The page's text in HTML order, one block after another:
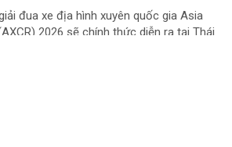
đua xe địa hình xuyên quốc gia Asia
2026 sẽ chính thức diễn ra tại Thái